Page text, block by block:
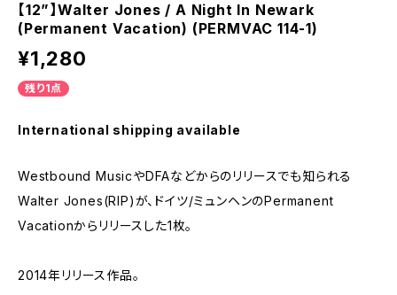
【12”】Walter Jones / A Night In Newark
(Permanent Vacation) (PERMVAC 114-1)
¥1,280
残り1点
International shipping available
Westbound MusicやDFAなどからのリリースでも知られる
Walter Jones(RIP)が、ドイツ/ミュンヘンのPermanent
Vacationからリリースした1枚。
2014年リリース作品。